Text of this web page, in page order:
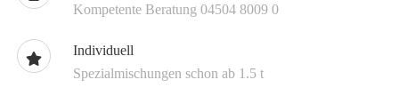
Kompetente Beratung 04504 8009 0
Individuell
Spezialmischungen schon ab 1.5 t